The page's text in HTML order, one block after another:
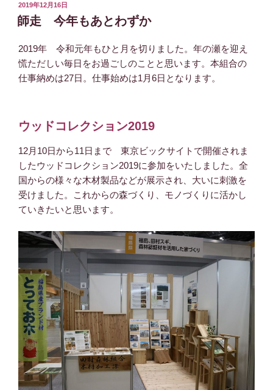
投
稿
日:
2019年12月16日
師走 今年もあとわずか
2019年 令和元年もひと月を切りました。年の瀬を迎え
慌ただしい毎日をお過ごしのことと思います。本組合の
仕事納めは27日。仕事始めは1月6日となります。
ウッドコレクション2019
12月10日から11日まで 東京ビックサイトで開催されま
したウッドコレクション2019に参加をいたしました。全
国からの様々な木材製品などが展示され、大いに刺激を
受けました。これからの森づくり、モノづくりに活かし
ていきたいと思います。